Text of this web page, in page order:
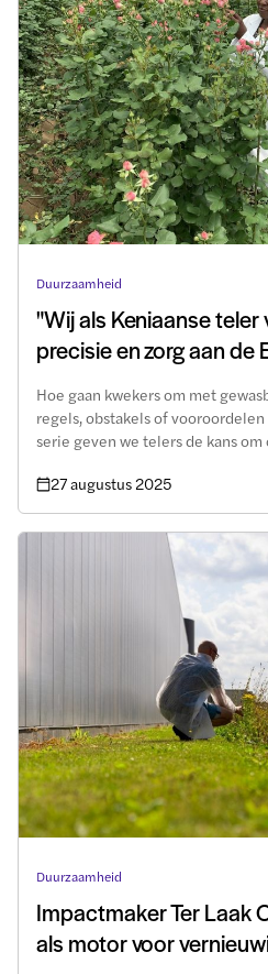
Duurzaamheid
"Wij als Keniaanse
precisie en zorg aan de
Hoe gaan kwekers om met
regels, obstakels of
serie geven we telers de kans
onder andere rozen en
27 augustus 2025
Duurzaamheid
Impactmaker Ter Laak
als motor voor